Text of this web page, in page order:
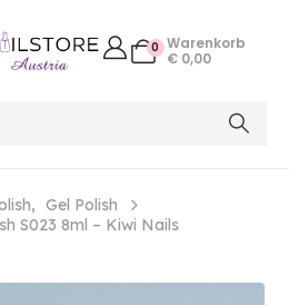
0 Warenkorb
€ 0,00
, Gel Polish
S023 8ml – Kiwi Nails